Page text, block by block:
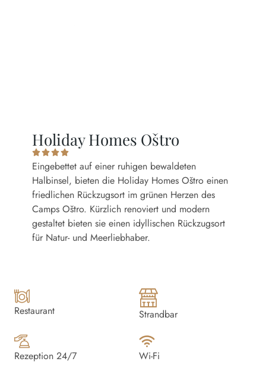
Holiday Homes Oštro
Eingebettet auf einer ruhigen bewaldeten
Halbinsel, bieten die Holiday Homes Oštro einen
friedlichen Rückzugsort im grünen Herzen des
Camps Oštro. Kürzlich renoviert und modern
gestaltet bieten sie einen idyllischen Rückzugsort
für Natur- und Meerliebhaber.
Restaurant Strandbar
Rezeption 24/7 Wi-Fi